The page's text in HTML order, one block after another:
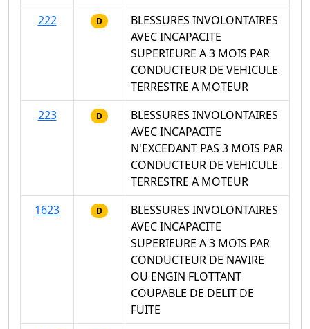
222
D
BLESSURES INVOLONTAIRES
AVEC INCAPACITE
SUPERIEURE A 3 MOIS PAR
CONDUCTEUR DE VEHICULE
TERRESTRE A MOTEUR
223
D
BLESSURES INVOLONTAIRES
AVEC INCAPACITE
N'EXCEDANT PAS 3 MOIS PAR
CONDUCTEUR DE VEHICULE
TERRESTRE A MOTEUR
1623
D
BLESSURES INVOLONTAIRES
AVEC INCAPACITE
SUPERIEURE A 3 MOIS PAR
CONDUCTEUR DE NAVIRE
OU ENGIN FLOTTANT
COUPABLE DE DELIT DE
FUITE